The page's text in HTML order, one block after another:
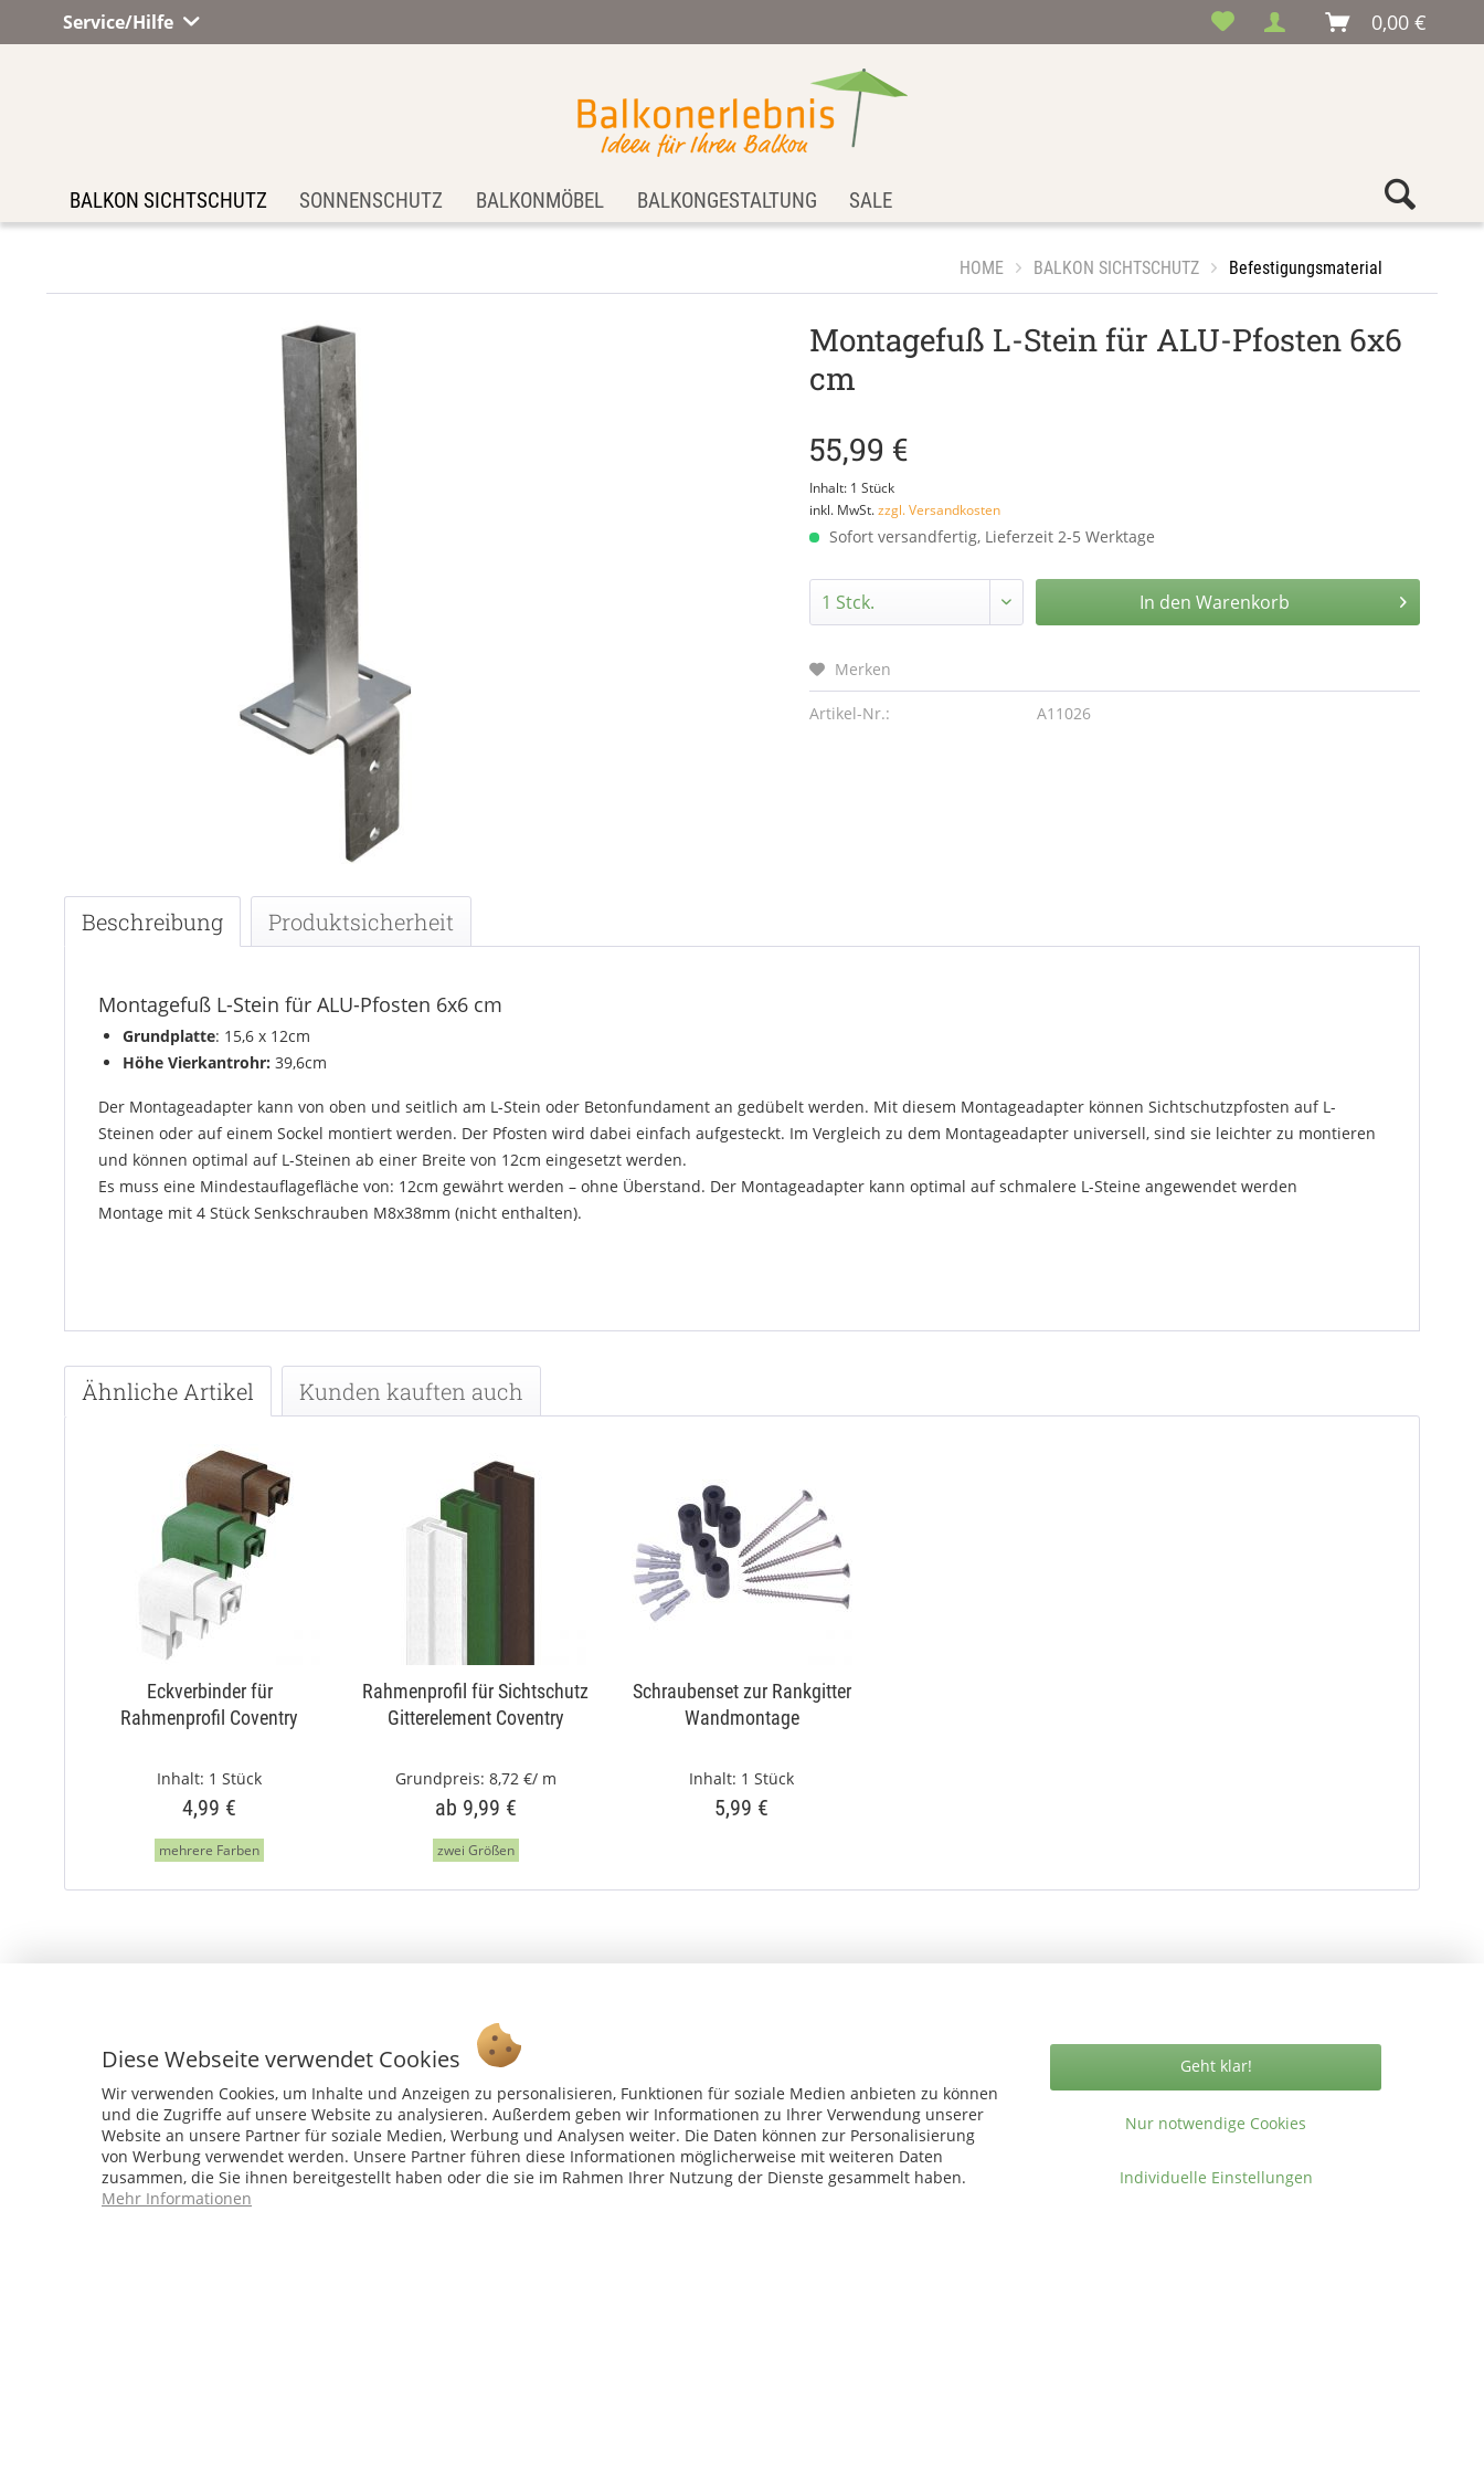
Service/Hilfe 0,00 €
BALKON SICHTSCHUTZ SONNENSCHUTZ BALKONMÖBEL BALKONGESTALTUNG SALE
HOME BALKON SICHTSCHUTZ Befestigungsmaterial
Montagefuß L-Stein für ALU-Pfosten 6x6
cm
55,99 €
Inhalt: 1 Stück
inkl. MwSt.zzgl. Versandkosten
Sofort versandfertig, Lieferzeit 2-5 Werktage
In den Warenkorb
Merken
Artikel-Nr.: A11026
Beschreibung Produktsicherheit
Montagefuß L-Stein für ALU-Pfosten 6x6 cm
Grundplatte: 15,6 x 12cm
Höhe Vierkantrohr: 39,6cm
Der Montageadapter kann von oben und seitlich am L-Stein oder Betonfundament an gedübelt werden. Mit diesem Montageadapter können Sichtschutzpfosten auf L-
Steinen oder auf einem Sockel montiert werden. Der Pfosten wird dabei einfach aufgesteckt. Im Vergleich zu dem Montageadapter universell, sind sie leichter zu montieren
und können optimal auf L-Steinen ab einer Breite von 12cm eingesetzt werden.
Es muss eine Mindestauflagefläche von: 12cm gewährt werden – ohne Überstand. Der Montageadapter kann optimal auf schmalere L-Steine angewendet werden
Montage mit 4 Stück Senkschrauben M8x38mm (nicht enthalten).
Ähnliche Artikel Kunden kauften auch
Eckverbinder für
Rahmenprofil Coventry
Inhalt: 1 Stück
4,99 €
mehrere Farben
Rahmenprofil für Sichtschutz
Gitterelement Coventry
Grundpreis: 8,72 €/ m
ab 9,99 €
zwei Größen
Schraubenset zur Rankgitter
Wandmontage
Inhalt: 1 Stück
5,99 €
Service Hotline
04241 - 803018-0
Montag – Donnerstag: 9:00 h – 16:00 h
Shop Service
Vertrag - widerrufen
Informationen
Kontakt
Diese Webseite verwendet Cookies
Wir verwenden Cookies, um Inhalte und Anzeigen zu personalisieren, Funktionen für soziale Medien anbieten zu können
und die Zugriffe auf unsere Website zu analysieren. Außerdem geben wir Informationen zu Ihrer Verwendung unserer
Website an unsere Partner für soziale Medien, Werbung und Analysen weiter. Die Daten können zur Personalisierung
von Werbung verwendet werden. Unsere Partner führen diese Informationen möglicherweise mit weiteren Daten
zusammen, die Sie ihnen bereitgestellt haben oder die sie im Rahmen Ihrer Nutzung der Dienste gesammelt haben.
Mehr Informationen
Nur notwendige Cookies
Geht klar!
Individuelle Einstellungen